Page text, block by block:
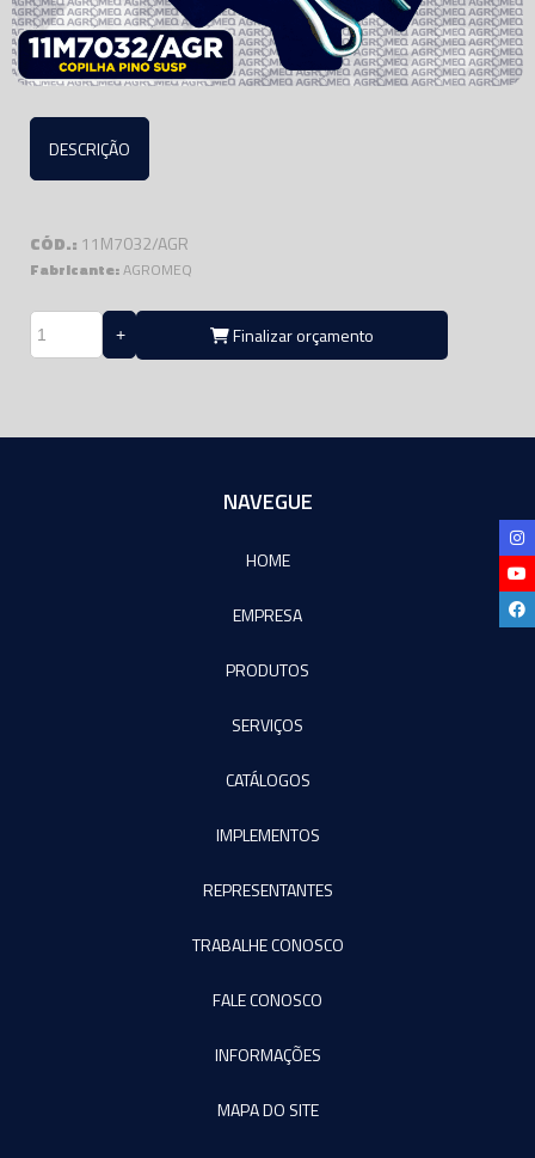
DESCRIÇÃO
CÓD.: 11M7032/AGR
Fabricante:AGROMEQ
Finalizar orçamento
NAVEGUE
HOME
EMPRESA
PRODUTOS
SERVIÇOS
CATÁLOGOS
IMPLEMENTOS
REPRESENTANTES
TRABALHE CONOSCO
FALE CONOSCO
INFORMAÇÕES
MAPA DO SITE